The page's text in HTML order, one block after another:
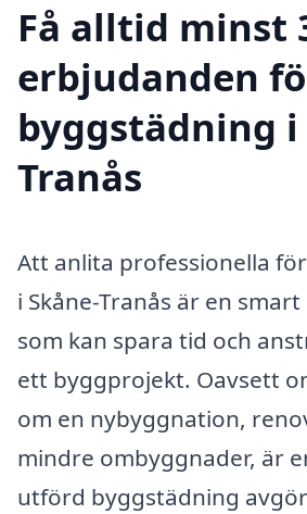
Få alltid minst
erbjudanden
byggstädning i
Tranås
Att anlita professionella
i Skåne-Tranås är en
som kan spara tid och
ett byggprojekt. Oavsett
om en nybyggnation,
mindre ombyggnader, är
utförd byggstädning